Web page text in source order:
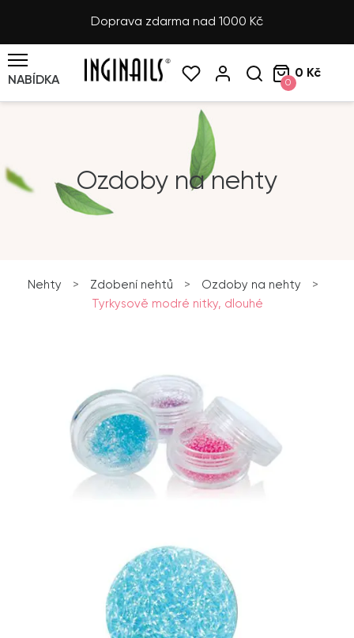
Doprava zdarma nad 1000 Kč
NABÍDKA 0
0 Kč
Ozdoby na nehty
Nehty > Zdobení nehtů > Ozdoby na nehty
>
Tyrkysově modré nitky, dlouhé